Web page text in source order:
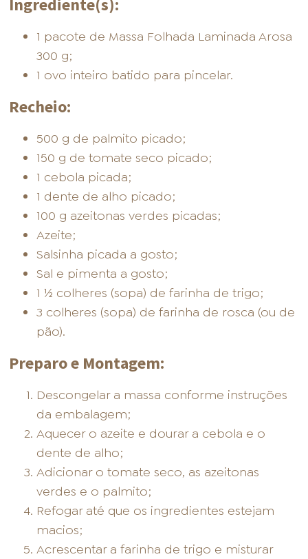
Ingrediente(s):
1 pacote de Massa Folhada Laminada Arosa
300 g;
1 ovo inteiro batido para pincelar.
Recheio:
500 g de palmito picado;
150 g de tomate seco picado;
1 cebola picada;
1 dente de alho picado;
100 g azeitonas verdes picadas;
Azeite;
Salsinha picada a gosto;
Sal e pimenta a gosto;
1 ½ colheres (sopa) de farinha de trigo;
3 colheres (sopa) de farinha de rosca (ou de
pão).
Preparo e Montagem:
Descongelar a massa conforme instruções
da embalagem;
Aquecer o azeite e dourar a cebola e o
dente de alho;
Adicionar o tomate seco, as azeitonas
verdes e o palmito;
Refogar até que os ingredientes estejam
macios;
Acrescentar a farinha de trigo e misturar